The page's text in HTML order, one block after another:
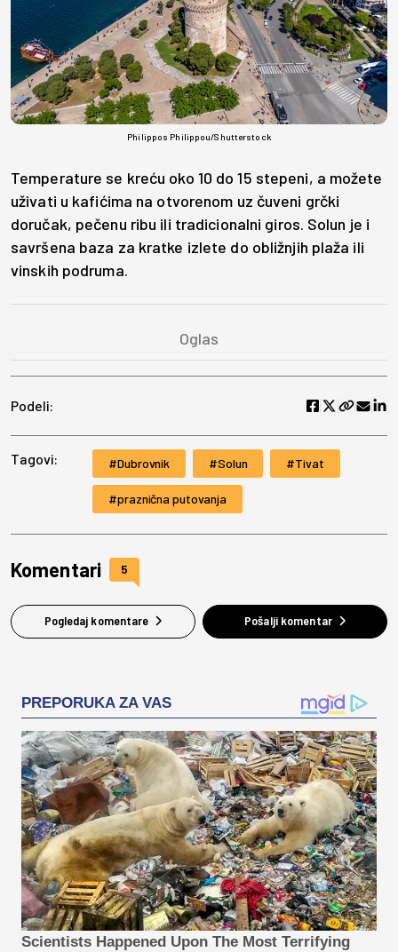
Philippos Philippou/Shutterstock
Temperature se kreću oko 10 do 15 stepeni, a možete
uživati u kafićima na otvorenom uz čuveni grčki
doručak, pečenu ribu ili tradicionalni giros. Solun je i
savršena baza za kratke izlete do obližnjih plaža ili
vinskih podruma.
Podeli:
Tagovi: Dubrovnik Solun Tivat
praznična putovanja
Komentari 5
Pogledaj komentare Pošalji komentar
PREPORUKA ZA VAS
Scientists Happened Upon The Most Terrifying